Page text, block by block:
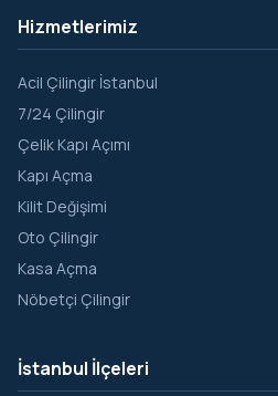
Hizmetlerimiz
Acil Çilingir İstanbul
7/24 Çilingir
Çelik Kapı Açımı
Kapı Açma
Kilit Değişimi
Oto Çilingir
Kasa Açma
Nöbetçi Çilingir
İstanbul İlçeleri